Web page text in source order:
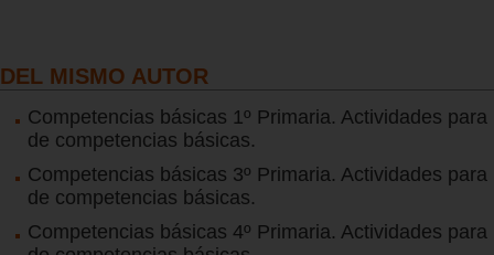
DEL MISMO AUTOR
Competencias básicas 1º Primaria. Actividades
de competencias básicas.
Competencias básicas 3º Primaria. Actividades
de competencias básicas.
Competencias básicas 4º Primaria. Actividades